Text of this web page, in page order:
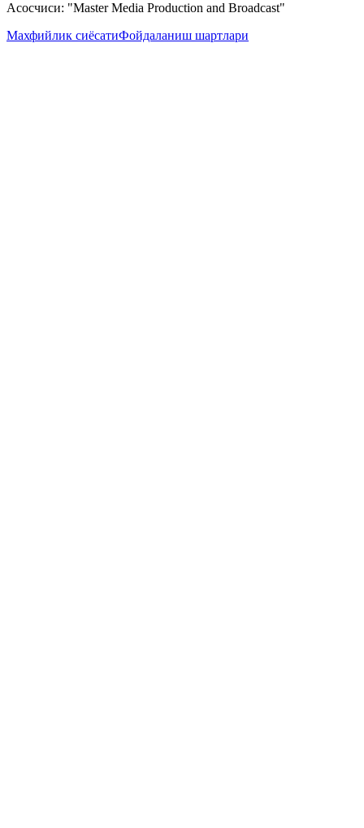
Асосчиси: "Master Media Production and Broadcast"
Махфийлик сиёсатиФойдаланиш шартлари